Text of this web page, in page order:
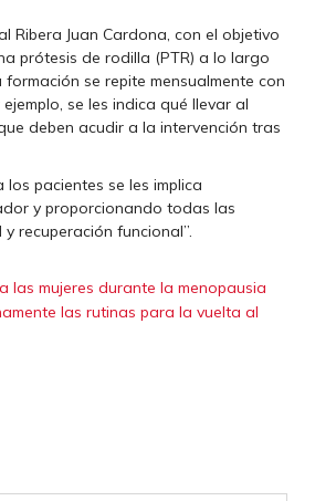
Ribera Juan Cardona, con el objetivo
prótesis de rodilla (PTR) a lo largo
se repite mensualmente con
se les indica qué llevar al
deben acudir a la intervención tras
pacientes se les implica
y proporcionando todas las
recuperación funcional”.
las mujeres durante la menopausia
las rutinas para la vuelta al